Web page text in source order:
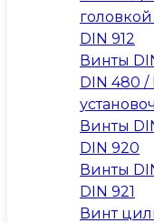
DIN 912
Винты
DIN 480 /
Винты
DIN 920
Винты
DIN 921
Винт